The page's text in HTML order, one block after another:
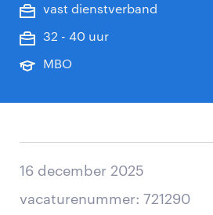
vast dienstverband
32 - 40 uur
MBO
16 december 2025
vacaturenummer: 721290